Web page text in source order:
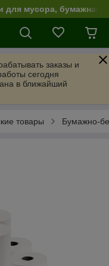
мусора, бумажная
заказы и
сегодня
в ближайший
товары Бумажно-